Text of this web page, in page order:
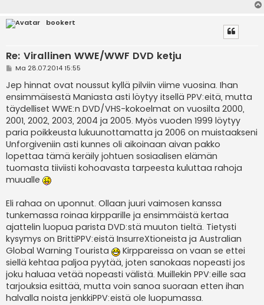
bookert
Re: Virallinen WWE/WWF DVD ketju
V
e
s
t
i
Ma 28.07.2014 15:55
Jep hinnat ovat noussut kyllä pilviin viime vuosina. Ihan
ensimmäisestä Maniasta asti löytyy itsellä PPV:eitä, mutta
täydelliset WWE:n DVD/VHS-kokoelmat on vuosilta 2000,
2001, 2002, 2003, 2004 ja 2005. Myös vuoden 1999 löytyy
paria poikkeusta lukuunottamatta ja 2006 on muistaakseni
Unforgiveniin asti kunnes oli aikoinaan aivan pakko
lopettaa tämä keräily johtuen sosiaalisen elämän
tuomasta tiiviisti kohoavasta tarpeesta kuluttaa rahoja
muualle
Eli rahaa on uponnut. Ollaan juuri vaimosen kanssa
tunkemassa roinaa kirpparille ja ensimmäistä kertaa
ajattelin luopua parista DVD:stä muuton tieltä. Tietysti
kysymys on BrittiPPV:eistä InsurreXtioneista ja Australian
Global Warning Tourista
Kirppareissa on vaan se ettei
siellä kehtaa paljoa pyytää, joten sanokaas nopeasti jos
joku haluaa vetää nopeasti välistä. Muillekin PPV:eille saa
tarjouksia esittää, mutta voin sanoa suoraan etten ihan
halvalla noista jenkkiPPV:eistä ole luopumassa.